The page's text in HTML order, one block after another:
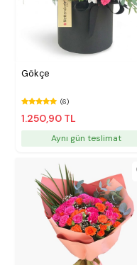
Gökçe
(6)
1.250,90 TL
Aynı gün teslimat